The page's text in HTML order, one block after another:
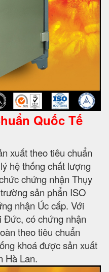
Quốc Tế
xuất theo tiêu chuẩn
hệ thống chất lượng
chứng nhận Thụy
sản phẩn ISO
nhận Úc cấp. Với
Đức, có chứng nhận
theo tiêu chuẩn
khoá được sản xuất
Hà Lan.